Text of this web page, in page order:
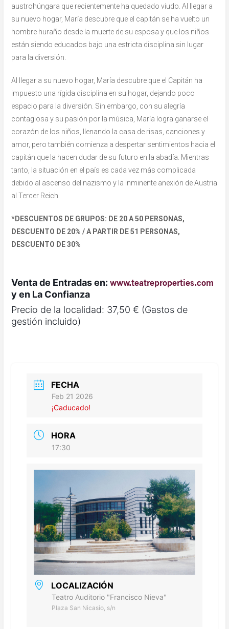
austrohúngara que recientemente ha quedado viudo. Al llegar a
su nuevo hogar, María descubre que el capitán se ha vuelto un
hombre huraño desde la muerte de su esposa y que los niños
están siendo educados bajo una estricta disciplina sin lugar
para la diversión.
Al llegar a su nuevo hogar, María descubre que el Capitán ha
impuesto una rígida disciplina en su hogar, dejando poco
espacio para la diversión. Sin embargo, con su alegría
contagiosa y su pasión por la música, María logra ganarse el
corazón de los niños, llenando la casa de risas, canciones y
amor, pero también comienza a despertar sentimientos hacia el
capitán que la hacen dudar de su futuro en la abadía. Mientras
tanto, la situación en el país es cada vez más complicada
debido al ascenso del nazismo y la inminente anexión de Austria
al Tercer Reich.
*DESCUENTOS DE GRUPOS: DE 20 A 50 PERSONAS,
DESCUENTO DE 20% / A PARTIR DE 51 PERSONAS,
DESCUENTO DE 30%
Venta de Entradas en:www.teatreproperties.com
y en La Confianza
Precio de la localidad: 37,50 € (Gastos de
gestión incluido)
FECHA
Feb 21 2026
¡Caducado!
HORA
17:30
LOCALIZACIÓN
Teatro Auditorio "Francisco Nieva"
Plaza San Nicasio, s/n